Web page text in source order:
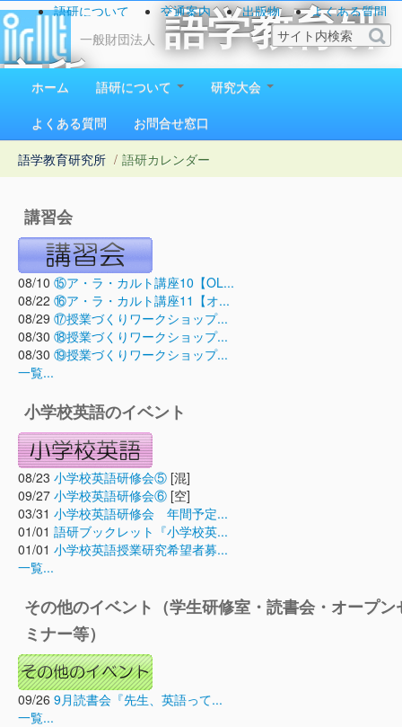
一般財団法人
語学教育研
究所
1923（大正12）年創立
語研について 交通案内 出版物
よくある質問
お問い合わせ
ホーム 語研について
研究大会
よくある質問
お問合せ窓口
語学教育研究所 / 語研カレンダー
講習会
08/10 ⑮ア・ラ・カルト講座10【OL...
08/22 ⑯ア・ラ・カルト講座11【オ...
08/29 ⑰授業づくりワークショップ...
08/30 ⑱授業づくりワークショップ...
08/30 ⑲授業づくりワークショップ...
一覧...
小学校英語のイベント
08/23 小学校英語研修会⑤ [混]
09/27 小学校英語研修会⑥ [空]
03/31 小学校英語研修会 年間予定...
01/01 語研ブックレット『小学校英...
01/01 小学校英語授業研究希望者募...
一覧...
その他のイベント（学生研修室・読書会・オープン
ミナー等）
09/26 9月読書会『先生、英語って...
一覧...